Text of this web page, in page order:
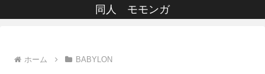
同人 モモンガ
ホーム BABYLON